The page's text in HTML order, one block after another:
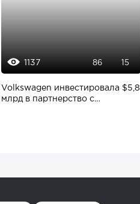
1137 86 15
Volkswagen инвестировала $5,8
млрд в партнерство с